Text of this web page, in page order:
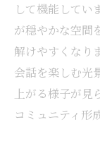
して機能してい
が穏やかな空間
解けやすくなり
会話を楽しむ光
上がる様子が
コミュニティ形